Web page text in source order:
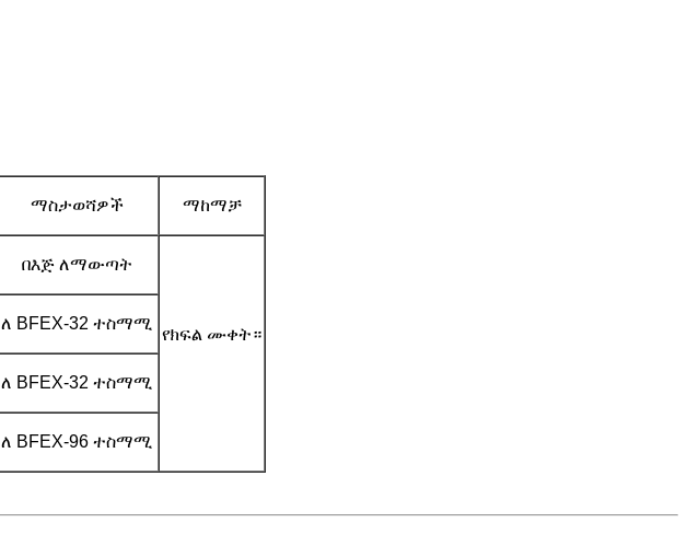
ማስታወሻዎች ማከማቻ
በእጅ ለማውጣት
የክፍል ሙቀት።
ለ BFEX-32 ተስማሚ
ለ BFEX-32 ተስማሚ
ለ BFEX-96 ተስማሚ